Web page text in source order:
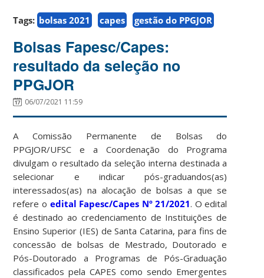
Tags: bolsas 2021 capes gestão do PPGJOR
Bolsas Fapesc/Capes:
resultado da seleção no
PPGJOR
06/07/2021 11:59
A Comissão Permanente de Bolsas do
PPGJOR/UFSC e a Coordenação do Programa
divulgam o resultado da seleção interna destinada a
selecionar e indicar pós-graduandos(as)
interessados(as) na alocação de bolsas a que se
refere o edital Fapesc/Capes Nº 21/2021. O edital
é destinado ao credenciamento de Instituições de
Ensino Superior (IES) de Santa Catarina, para fins de
concessão de bolsas de Mestrado, Doutorado e
Pós-Doutorado a Programas de Pós-Graduação
classificados pela CAPES como sendo Emergentes